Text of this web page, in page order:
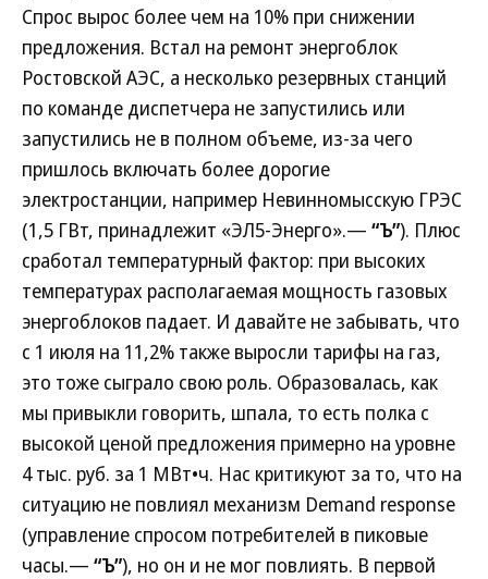
Спрос вырос более чем на 10% при снижении
предложения. Встал на ремонт энергоблок
Ростовской АЭС, а несколько резервных станций
по команде диспетчера не запустились или
запустились не в полном объеме, из-за чего
пришлось включать более дорогие
электростанции, например Невинномысскую ГРЭС
(1,5 ГВт, принадлежит «ЭЛ5-Энерго».— “Ъ”). Плюс
сработал температурный фактор: при высоких
температурах располагаемая мощность газовых
энергоблоков падает. И давайте не забывать, что
с 1 июля на 11,2% также выросли тарифы на газ,
это тоже сыграло свою роль. Образовалась, как
мы привыкли говорить, шпала, то есть полка с
высокой ценой предложения примерно на уровне
4 тыс. руб. за 1 МВт•ч. Нас критикуют за то, что на
ситуацию не повлиял механизм Demand response
(управление спросом потребителей в пиковые
часы.— “Ъ”), но он и не мог повлиять. В первой